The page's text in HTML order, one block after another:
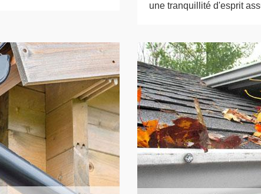
une tranquillité d'esprit